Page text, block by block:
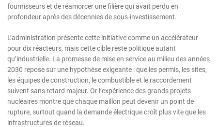
fournisseurs et de réamorcer une filière qui avait perdu en
profondeur après des décennies de sous-investissement.
L’administration présente cette initiative comme un accélérateur
pour dix réacteurs, mais cette cible reste politique autant
qu’industrielle. La promesse de mise en service au milieu des années
2030 repose sur une hypothèse exigeante : que les permis, les sites,
les équipes de construction, le combustible et le raccordement
suivent sans retard majeur. Or l’expérience des grands projets
nucléaires montre que chaque maillon peut devenir un point de
rupture, surtout quand la demande électrique croît plus vite que les
infrastructures de réseau.